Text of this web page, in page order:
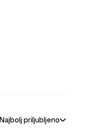
Najbolj priljubljeno